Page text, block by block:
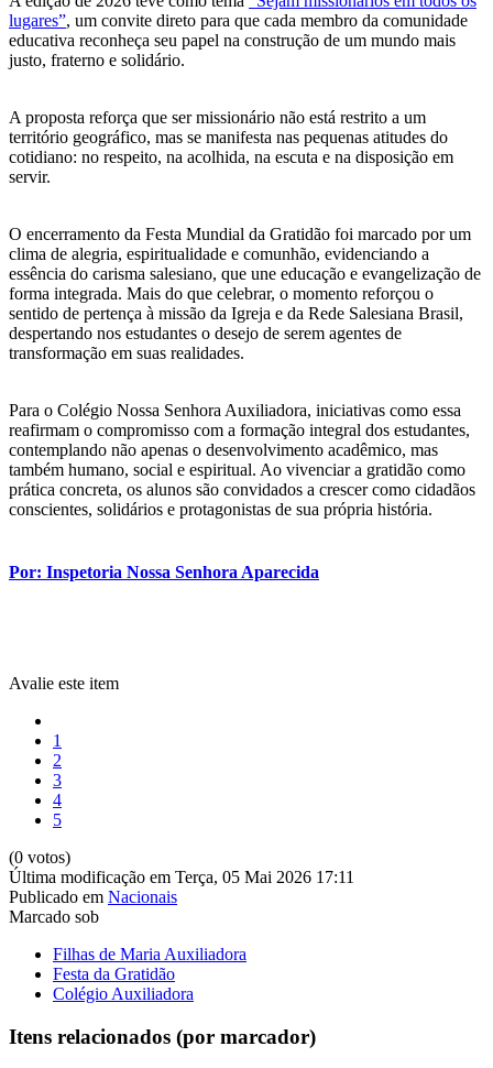
lugares”, um convite direto para que cada membro da comunidade
educativa reconheça seu papel na construção de um mundo mais
justo, fraterno e solidário.
A proposta reforça que ser missionário não está restrito a um
território geográfico, mas se manifesta nas pequenas atitudes do
cotidiano: no respeito, na acolhida, na escuta e na disposição em
servir.
O encerramento da Festa Mundial da Gratidão foi marcado por um
clima de alegria, espiritualidade e comunhão, evidenciando a
essência do carisma salesiano, que une educação e evangelização de
forma integrada. Mais do que celebrar, o momento reforçou o
sentido de pertença à missão da Igreja e da Rede Salesiana Brasil,
despertando nos estudantes o desejo de serem agentes de
transformação em suas realidades.
Para o Colégio Nossa Senhora Auxiliadora, iniciativas como essa
reafirmam o compromisso com a formação integral dos estudantes,
contemplando não apenas o desenvolvimento acadêmico, mas
também humano, social e espiritual. Ao vivenciar a gratidão como
prática concreta, os alunos são convidados a crescer como cidadãos
conscientes, solidários e protagonistas de sua própria história.
Por: Inspetoria Nossa Senhora Aparecida
Avalie este item
1
2
3
4
5
(0 votos)
Última modificação em Terça, 05 Mai 2026 17:11
Publicado em Nacionais
Marcado sob
Filhas de Maria Auxiliadora
Festa da Gratidão
Colégio Auxiliadora
Itens relacionados (por marcador)